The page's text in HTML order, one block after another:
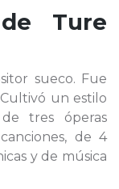
Ture
sueco. Fue
un estilo
tres óperas
de 4
y de música